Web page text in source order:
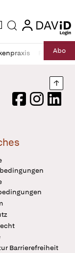
Suche login
RechtAbo
FacebookInstagram
Barrierefreiheit